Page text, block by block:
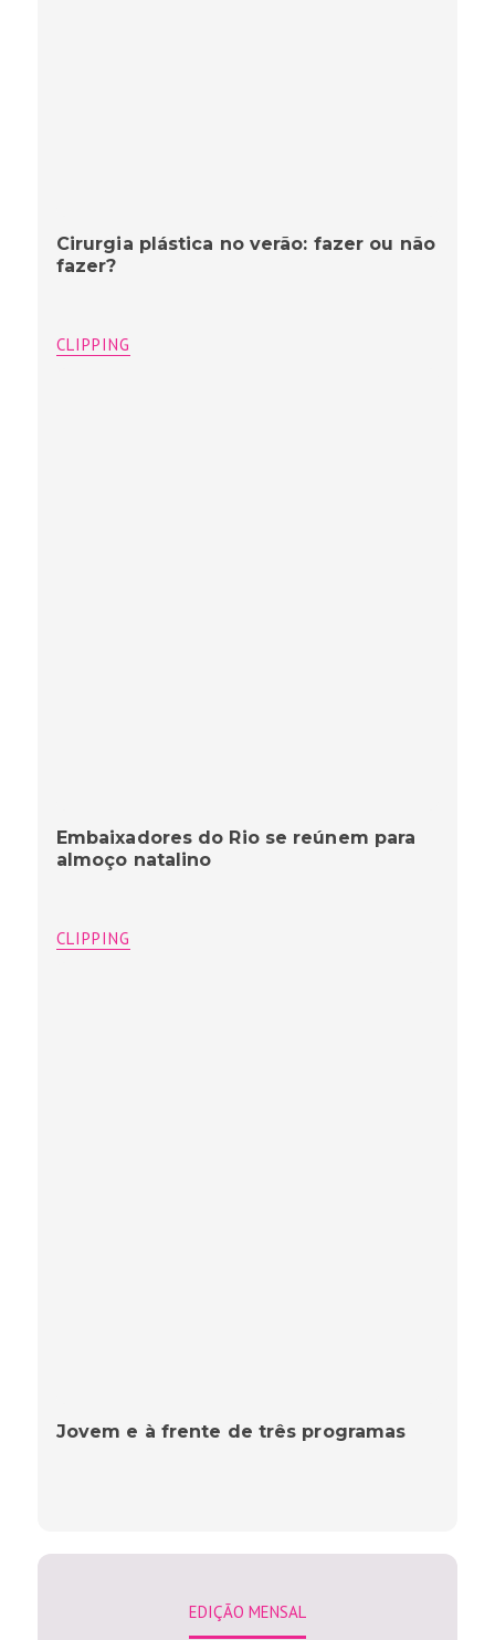
Cirurgia plástica no verão: fazer ou não
fazer?
CLIPPING
Embaixadores do Rio se reúnem para
almoço natalino
CLIPPING
Jovem e à frente de três programas
EDIÇÃO MENSAL